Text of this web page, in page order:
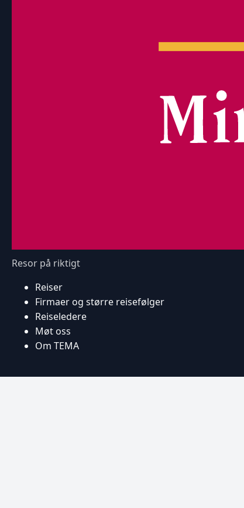
Resor på riktigt
Reiser
Firmaer og større reisefølger
Reiseledere
Møt oss
Om TEMA